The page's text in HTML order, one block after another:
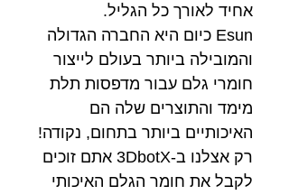
אחיד לאורך כל הגליל.
Esun כיום היא החברה הגדולה
והמובילה ביותר בעולם לייצור
חומרי גלם עבור מדפסות תלת
מימד והתוצרים שלה הם
האיכותיים ביותר בתחום, נקודה!
רק אצלנו ב-3DbotX אתם זוכים
לקבל את חומר הגלם האיכותי